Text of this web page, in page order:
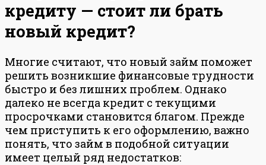
кредиту — стоит ли брать
новый кредит?
Многие считают, что новый займ поможет
решить возникшие финансовые трудности
быстро и без лишних проблем. Однако
далеко не всегда кредит с текущими
просрочками становится благом. Прежде
чем приступить к его оформлению, важно
понять, что займ в подобной ситуации
имеет целый ряд недостатков: